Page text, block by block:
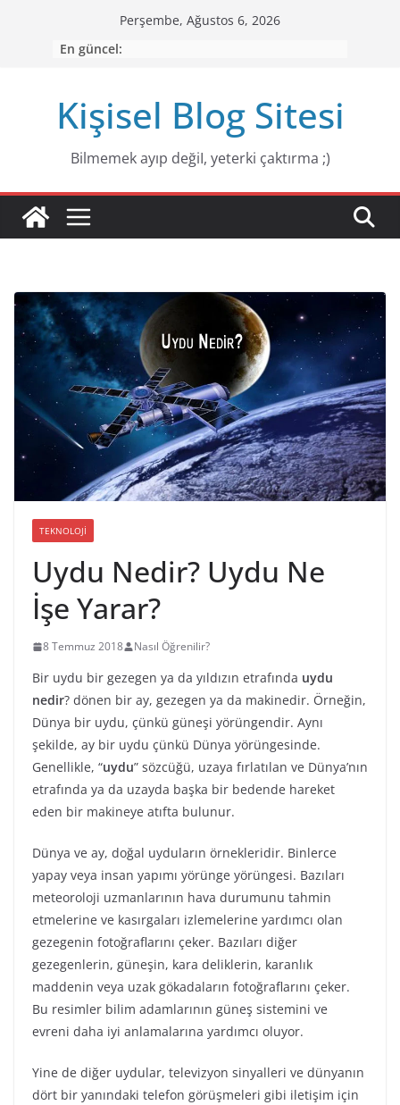
Perşembe, Ağustos 6, 2026
En güncel:
Kişisel Blog Sitesi
Bilmemek ayıp değiI, yeterki çaktırma ;)
TEKNOLOJI
Uydu Nedir? Uydu Ne
İşe Yarar?
8 Temmuz 2018 Nasıl Öğrenilir?
Bir uydu bir gezegen ya da yıldızın etrafında uydu
nedir? dönen bir ay, gezegen ya da makinedir. Örneğin,
Dünya bir uydu, çünkü güneşi yörüngendir. Aynı
şekilde, ay bir uydu çünkü Dünya yörüngesinde.
Genellikle, “uydu” sözcüğü, uzaya fırlatılan ve Dünya’nın
etrafında ya da uzayda başka bir bedende hareket
eden bir makineye atıfta bulunur.
Dünya ve ay, doğal uyduların örnekleridir. Binlerce
yapay veya insan yapımı yörünge yörüngesi. Bazıları
meteoroloji uzmanlarının hava durumunu tahmin
etmelerine ve kasırgaları izlemelerine yardımcı olan
gezegenin fotoğraflarını çeker. Bazıları diğer
gezegenlerin, güneşin, kara deliklerin, karanlık
maddenin veya uzak gökadaların fotoğraflarını çeker.
Bu resimler bilim adamlarının güneş sistemini ve
evreni daha iyi anlamalarına yardımcı oluyor.
Yine de diğer uydular, televizyon sinyalleri ve dünyanın
dört bir yanındaki telefon görüşmeleri gibi iletişim için